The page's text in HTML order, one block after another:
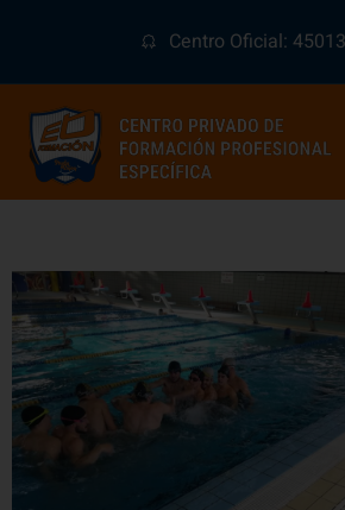
Centro Oficial: